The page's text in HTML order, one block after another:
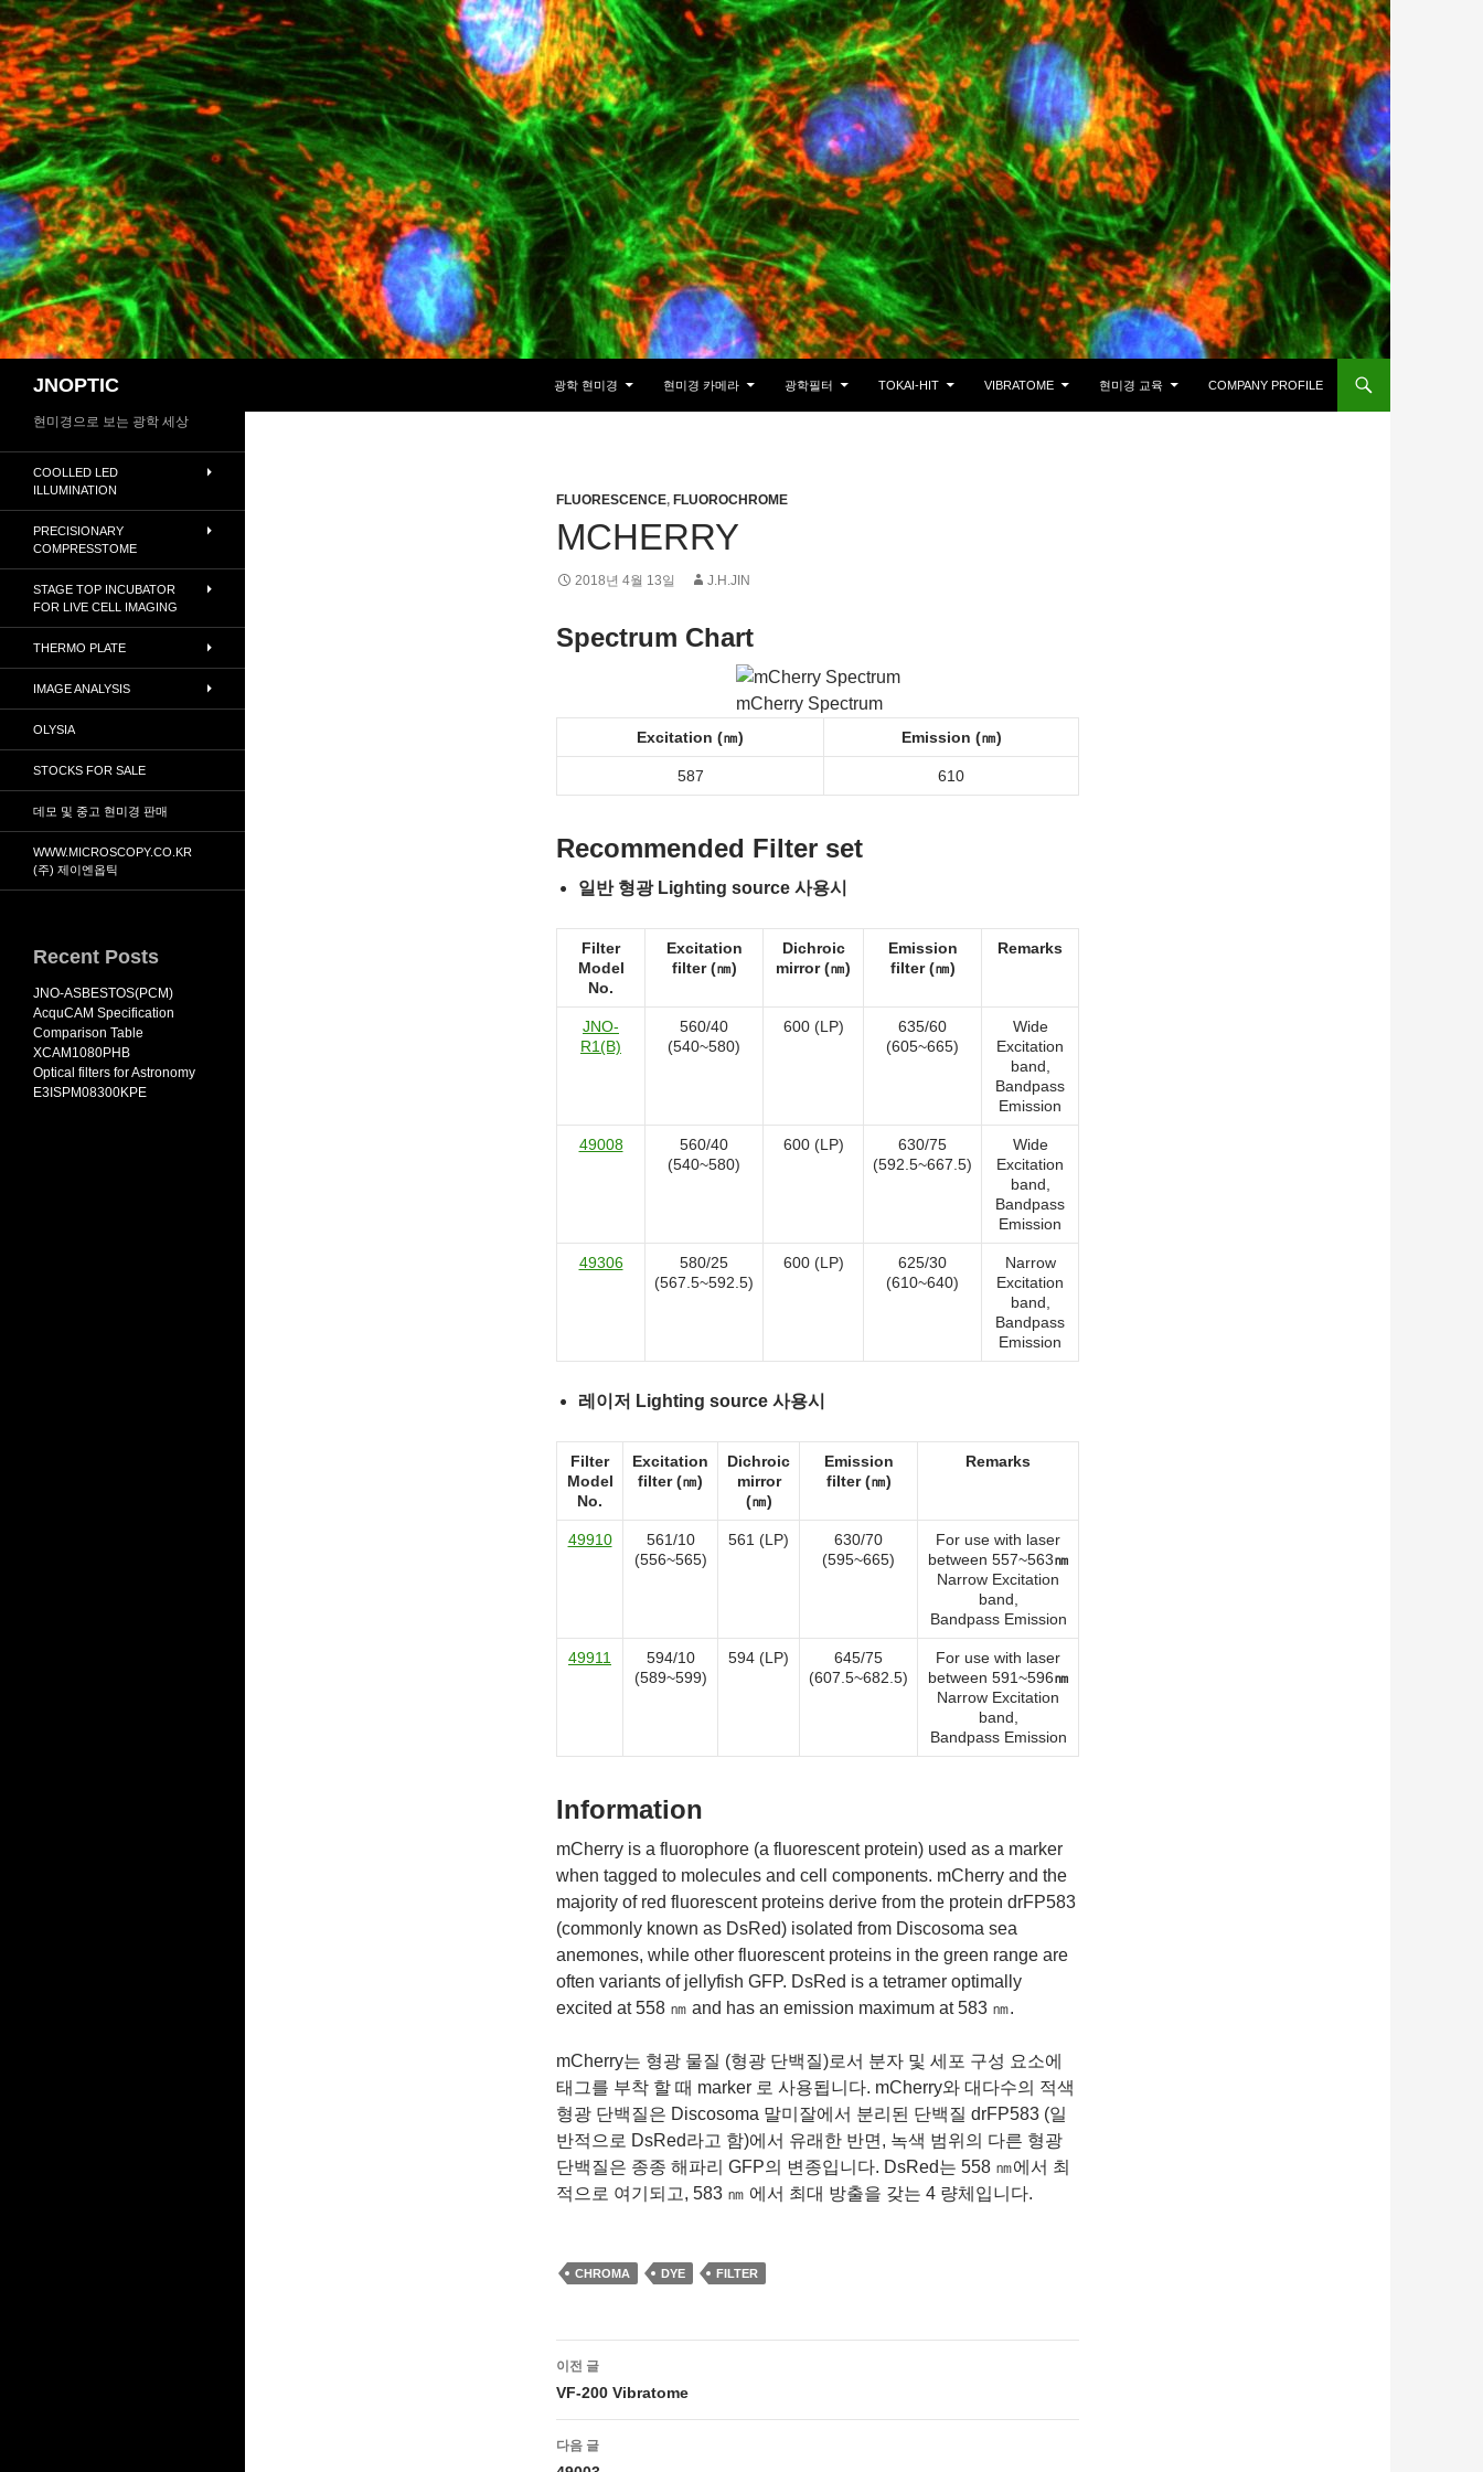
컨
텐
츠
로
건
너
뛰
기
JNOPTIC 광학 현미경 현미경 카메라 광학필터 TOKAI-HIT VIBRATOME 현미경 교육 COMPANY PROFILE
FLUORESCENCE, FLUOROCHROME
MCHERRY
2018년 4월 13일 J.H.JIN
Spectrum Chart
mCherry Spectrum
Excitation (㎚) Emission (㎚)
587 610
Recommended Filter set
일반 형광 Lighting source 사용시
Filter
Model
No.
Excitation
filter (㎚)
Dichroic
mirror (㎚)
Emission
filter (㎚)
Remarks
JNO-
R1(B)
560/40
(540~580)
600 (LP)
635/60
(605~665)
Wide
Excitation
band,
Bandpass
Emission
49008
560/40
(540~580)
600 (LP)
630/75
(592.5~667.5)
Wide
Excitation
band,
Bandpass
Emission
49306
580/25
(567.5~592.5)
600 (LP)
625/30
(610~640)
Narrow
Excitation
band,
Bandpass
Emission
레이저 Lighting source 사용시
Filter
Model
No.
Excitation
filter (㎚)
Dichroic
mirror
(㎚)
Emission
filter (㎚)
Remarks
49910
561/10
(556~565)
561 (LP)
630/70
(595~665)
For use with laser
between 557~563㎚
Narrow Excitation
band,
Bandpass Emission
49911
594/10
(589~599)
594 (LP)
645/75
(607.5~682.5)
For use with laser
between 591~596㎚
Narrow Excitation
band,
Bandpass Emission
Information
mCherry is a fluorophore (a fluorescent protein) used as a marker
when tagged to molecules and cell components. mCherry and the
majority of red fluorescent proteins derive from the protein drFP583
(commonly known as DsRed) isolated from Discosoma sea
anemones, while other fluorescent proteins in the green range are
often variants of jellyfish GFP. DsRed is a tetramer optimally
excited at 558 ㎚ and has an emission maximum at 583 ㎚.
mCherry는 형광 물질 (형광 단백질)로서 분자 및 세포 구성 요소에
태그를 부착 할 때 marker 로 사용됩니다. mCherry와 대다수의 적색
형광 단백질은 Discosoma 말미잘에서 분리된 단백질 drFP583 (일
반적으로 DsRed라고 함)에서 유래한 반면, 녹색 범위의 다른 형광
단백질은 종종 해파리 GFP의 변종입니다. DsRed는 558 ㎚에서 최
적으로 여기되고, 583 ㎚ 에서 최대 방출을 갖는 4 량체입니다.
CHROMA DYE FILTER
글
네
비
이전 글
VF-200 Vibratome
다음 글
현미경으로 보는 광학 세상
COOLLED LED
ILLUMINATION
PRECISIONARY
COMPRESSTOME
STAGE TOP INCUBATOR
FOR LIVE CELL IMAGING
THERMO PLATE
IMAGE ANALYSIS
OLYSIA
STOCKS FOR SALE
데모 및 중고 현미경 판매
WWW.MICROSCOPY.CO.KR
(주) 제이엔옵틱
Recent Posts
JNO-ASBESTOS(PCM)
AcquCAM Specification
Comparison Table
XCAM1080PHB
Optical filters for Astronomy
E3ISPM08300KPE